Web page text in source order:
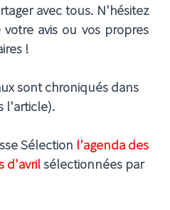
avec tous. N'hésitez
avis ou vos propres
!
sont chroniqués dans
l'article).
Sélection l'agenda des
d'avrilsélectionnées par